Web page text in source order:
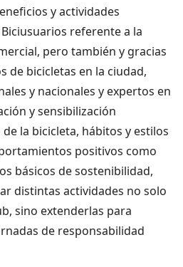
y actividades
referente a la
pero también y gracias
de bicicletas en la ciudad,
y nacionales y expertos en
y sensibilización
la bicicleta, hábitos y estilos
positivos como
básicos de sostenibilidad,
distintas actividades no solo
sino extenderlas para
de responsabilidad